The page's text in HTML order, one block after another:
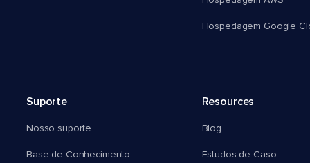
Hospedagem Google
Suporte
Nosso suporte
Base de Conhecimento
Resources
Blog
Estudos de Caso